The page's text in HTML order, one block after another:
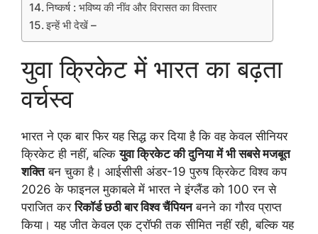
निष्कर्ष : भविष्य की नींव और विरासत का विस्तार
इन्हें भी देखें –
युवा क्रिकेट में भारत का बढ़ता
वर्चस्व
भारत ने एक बार फिर यह सिद्ध कर दिया है कि वह केवल सीनियर
क्रिकेट ही नहीं, बल्कियुवा क्रिकेट की दुनिया में भी सबसे मजबूत
शक्तिबन चुका है। आईसीसी अंडर-19 पुरुष क्रिकेट विश्व कप
2026 के फाइनल मुकाबले में भारत ने इंग्लैंड को 100 रन से
पराजित कररिकॉर्ड छठी बार विश्व चैंपियनबनने का गौरव प्राप्त
किया। यह जीत केवल एक ट्रॉफी तक सीमित नहीं रही, बल्कि यह